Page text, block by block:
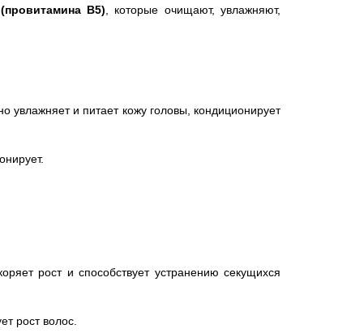
B5) , которые очищают, увлажняют,
и питает кожу головы, кондиционирует
рост и способствует устранению секущихся
рост волос.